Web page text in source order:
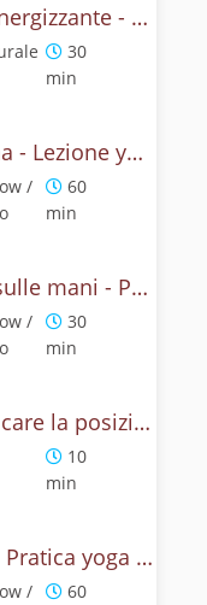
Torsione energizzante - Lezione con la posizione del triangolo
30
min
Trikonasana - Lezione yoga con la mitologia della posizione del triangolo
/
60
min
Equilibrio sulle mani - Pratica con la posizione del corvo
/
30
min
Come praticare la posizione del corvo? Tutorial Bakasana
10
min
Bakasana - Pratica yoga con la tecnica della posizione del corvo
/
60